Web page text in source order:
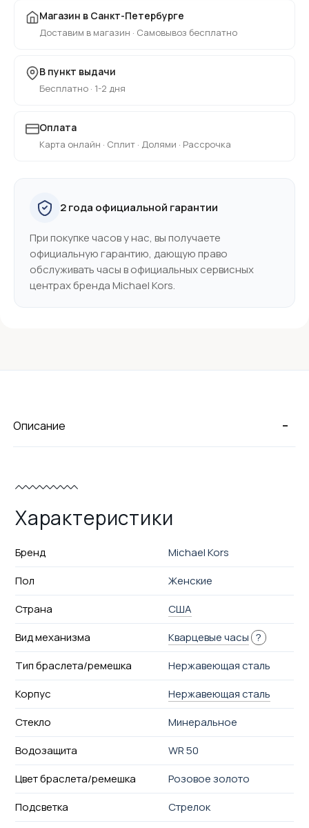
Магазин в Санкт-Петербурге
Доставим в магазин · Самовывоз бесплатно
В пункт выдачи
Бесплатно · 1-2 дня
Оплата
Карта онлайн · Сплит · Долями · Рассрочка
2 года официальной гарантии
При покупке часов у нас, вы получаете
официальную гарантию, дающую право
обслуживать часы в официальных сервисных
центрах бренда Michael Kors.
-
Описание
Характеристики
Бренд
Michael Kors
Пол
Женские
Страна
США
Вид механизма
Кварцевые часы ?
Тип браслета/ремешка
Нержавеющая сталь
Корпус
Нержавеющая сталь
Стекло
Минеральное
Водозащита
WR 50
Цвет браслета/ремешка
Розовое золото
Подсветка
Стрелок